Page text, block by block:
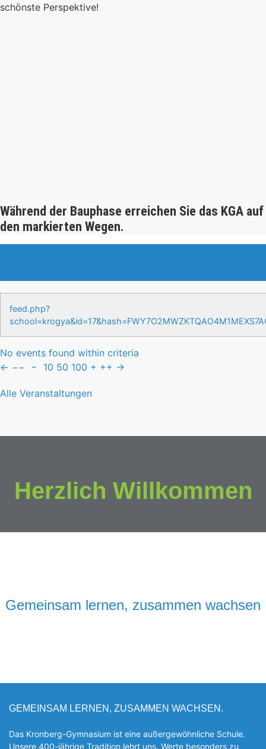
schönste Perspektive!
Während der Bauphase erreichen Sie das KGA auf
den markierten Wegen.
feed.php?
No events found within criteria
← −− − 10 50 100 + ++ →
Alle Veranstaltungen
Herzlich Willkommen
Gemeinsam lernen, zusammen wachsen
GEMEINSAM LERNEN, ZUSAMMEN WACHSEN.
Das Kronberg-Gymnasium ist eine außergewöhnliche Schule.
Unsere 400-jährige Tradition lehrt uns, Werte besonders zu